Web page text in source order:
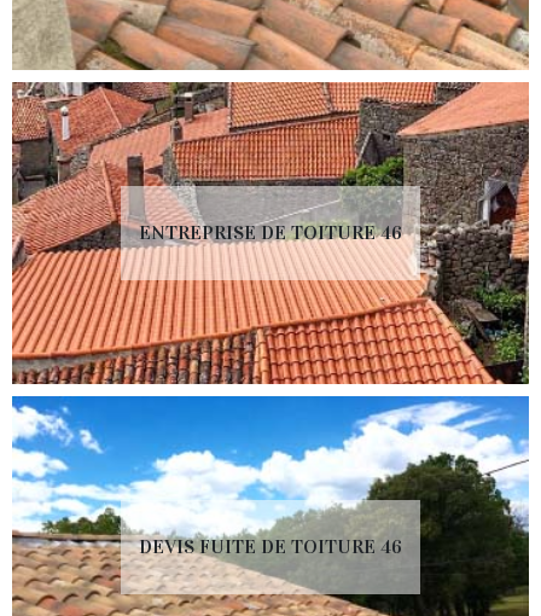
ENTREPRISE DE TOITURE 46
DEVIS FUITE DE TOITURE 46